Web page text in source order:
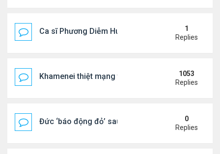
Ca sĩ Phương Diễm Huyền bị khởi tố
1
Replies
Khamenei thiệt mạng trong cuộc tấn công phối
1053
Replies
Đức ‘báo động đỏ’ sau vụ phát hiện UAV mang
0
Replies